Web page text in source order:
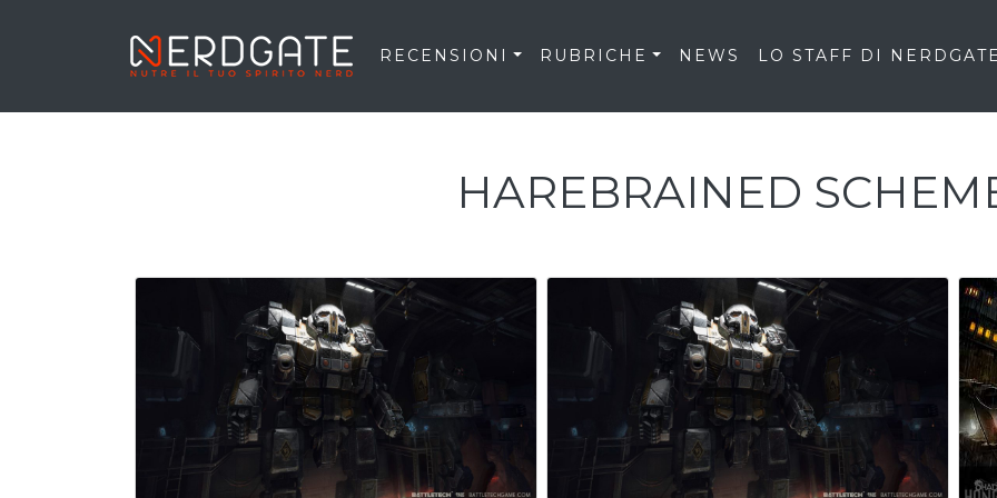
RECENSIONI RUBRICHE NEWS LO STAFF DI
HAREBRAINED